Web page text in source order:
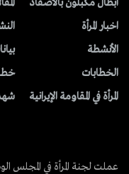
اخبار المرأة
الأنشطة
الخطابات
المرأة في المقاومة الإيرانية
عملت لجنة المرأة في المجلس